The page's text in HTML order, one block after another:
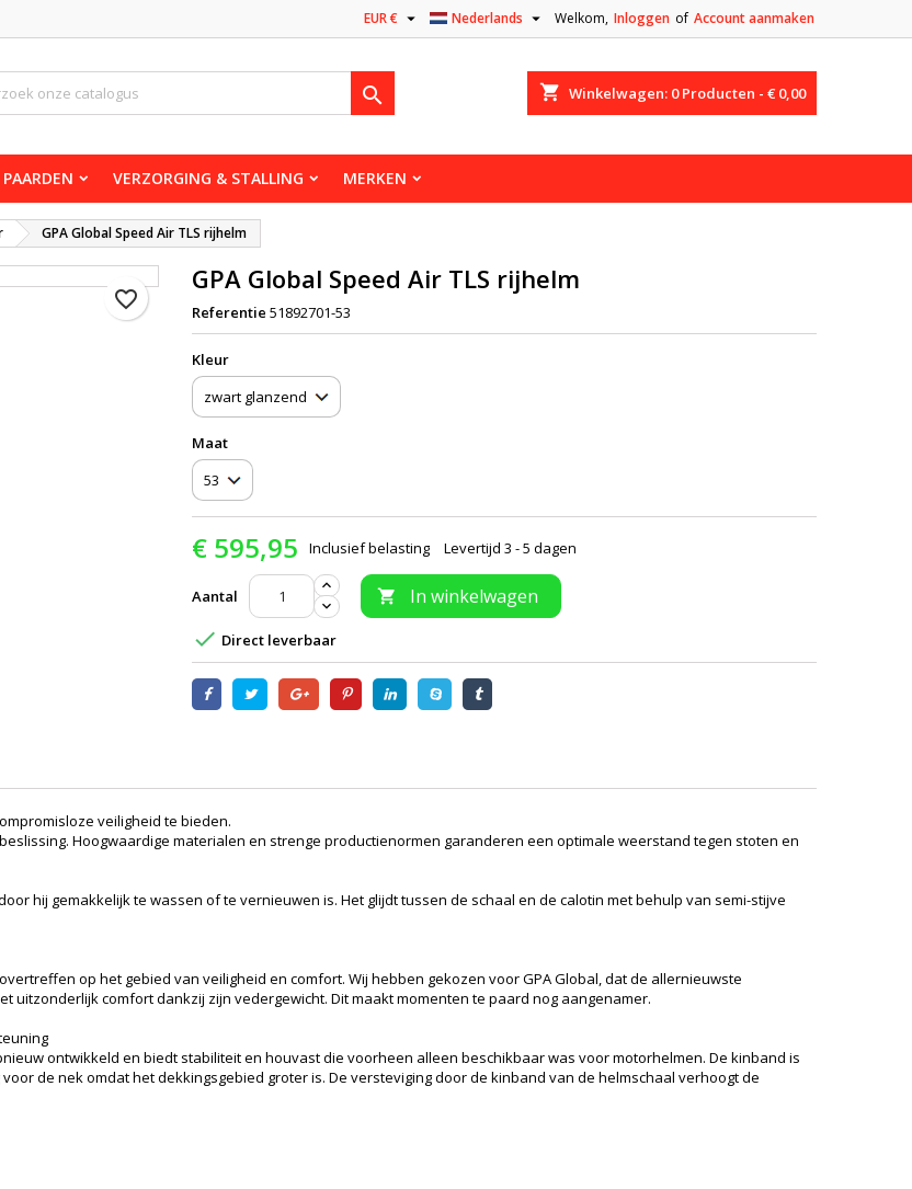
Welkom, Inloggen of Account aanmaken
Nederlands 
EUR € 
shopping_cart Winkelwagen: 0Producten - € 0,00

PAARDEN VERZORGING & STALLING MERKEN
GPA Global Speed ​​Air TLS rijhelm
favorite_border
GPA Global Speed ​​Air TLS rijhelm
Referentie 51892701-53
Kleur
Maat
€ 595,95 Inclusief belasting Levertijd 3 - 5 dagen
Aantal  In winkelwagen
 Direct leverbaar
veiligheid te bieden.
Hoogwaardige materialen en strenge productienormen garanderen een optimale weerstand tegen stoten en
hij gemakkelijk te wassen of te vernieuwen is. Het glijdt tussen de schaal en de calotin met behulp van semi-stijve
op het gebied van veiligheid en comfort. Wij hebben gekozen voor GPA Global, dat de allernieuwste
uitzonderlijk comfort dankzij zijn vedergewicht. Dit maakt momenten te paard nog aangenamer.
ontwikkeld en biedt stabiliteit en houvast die voorheen alleen beschikbaar was voor motorhelmen. De kinband is
de nek omdat het dekkingsgebied groter is. De versteviging door de kinband van de helmschaal verhoogt de